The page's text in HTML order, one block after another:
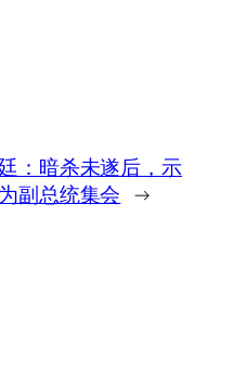
：暗杀未遂后，示
副总统集会 →